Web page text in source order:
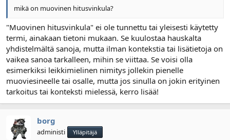
mikä on muovinen hitusvinkula?
"Muovinen hitusvinkula" ei ole tunnettu tai yleisesti käytetty
termi, ainakaan tietoni mukaan. Se kuulostaa hauskalta
yhdistelmältä sanoja, mutta ilman kontekstia tai lisätietoja on
vaikea sanoa tarkalleen, mihin se viittaa. Se voisi olla
esimerkiksi leikkimielinen nimitys jollekin pienelle
muoviesineelle tai osalle, mutta jos sinulla on jokin erityinen
tarkoitus tai konteksti mielessä, kerro lisää!
borg
administi Ylläpitäjä